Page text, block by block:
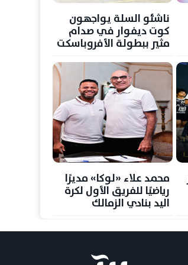
ناشئو السلة يواجهون
كوت ديفوار في صدام
مثير ببطولة الأفروباسكت
محمد علاء «لوكا» مديرًا
رياضيًا للفريق الأول لكرة
اليد بنادي الزمالك